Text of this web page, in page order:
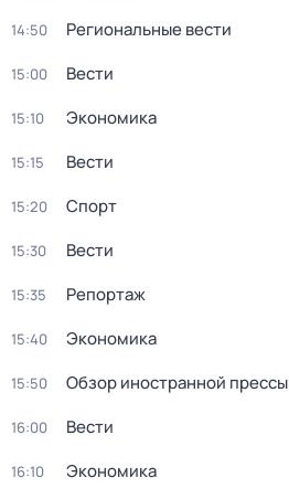
14:50 Региональные вести
15:00 Вести
15:10 Экономика
15:15 Вести
15:20 Спорт
15:30 Вести
15:35 Репортаж
15:40 Экономика
15:50 Обзор иностранной прессы
16:00 Вести
16:10 Экономика